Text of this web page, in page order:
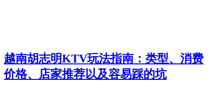
越南胡志明KTV玩法指南：类型、消费
价格、店家推荐以及容易踩的坑